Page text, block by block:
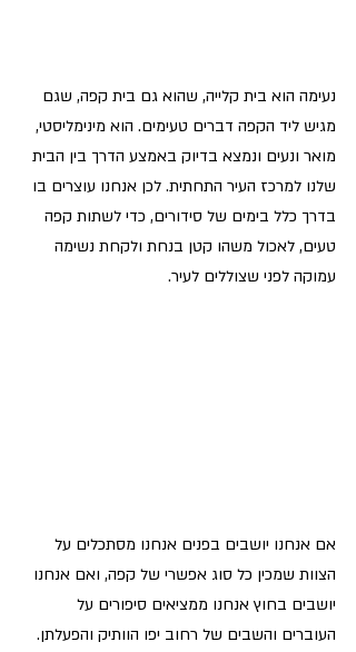
נעימה הוא בית קלייה, שהוא גם בית קפה, שגם
מגיש ליד הקפה דברים טעימים. הוא מינימליסטי,
מואר ונעים ונמצא בדיוק באמצע הדרך בין הבית
שלנו למרכז העיר התחתית. לכן אנחנו עוצרים בו
בדרך כלל בימים של סידורים, כדי לשתות קפה
טעים, לאכול משהו קטן בנחת ולקחת נשימה
עמוקה לפני שצוללים לעיר.
אם אנחנו יושבים בפנים אנחנו מסתכלים על
הצוות שמכין כל סוג אפשרי של קפה, ואם אנחנו
יושבים בחוץ אנחנו ממציאים סיפורים על
העוברים והשבים של רחוב יפו הוותיק והפעלתן.